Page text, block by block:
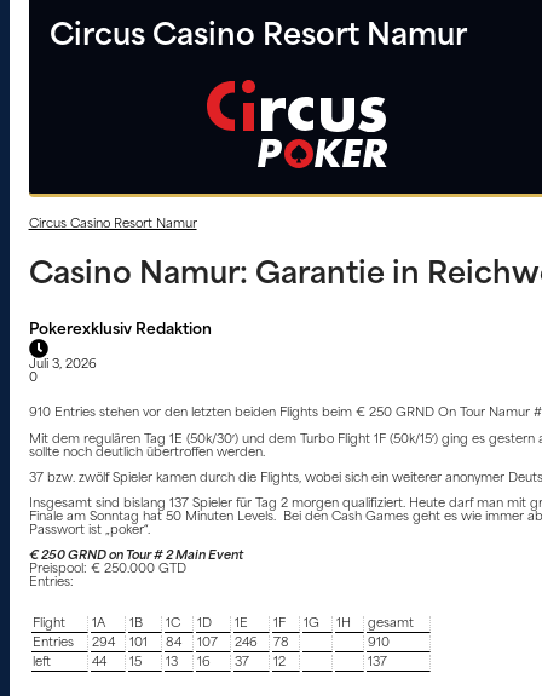
Circus Casino Resort Namur
Circus Casino Resort Namur
Casino Namur: Garantie in
Pokerexklusiv Redaktion
Juli 3, 2026
0
910 Entries stehen vor den letzten beiden Flights beim € 250 GRND On Tour Namur
Mit dem regulären Tag 1E (50k/30′) und dem Turbo Flight 1F (50k/15′) ging es
sollte noch deutlich übertroffen werden.
37 bzw. zwölf Spieler kamen durch die Flights, wobei sich ein weiterer anonymer
Insgesamt sind bislang 137 Spieler für Tag 2 morgen qualifiziert. Heute darf man
Finale am Sonntag hat 50 Minuten Levels. Bei den Cash Games geht es wie immer
Passwort ist „poker“.
€ 250 GRND on Tour # 2 Main Event
Preispool: € 250.000 GTD
Entries:
Flight 1A 1B 1C 1D 1E 1F 1G 1H
gesamt
Entries
294 101 84 107 246 78
910
left
44 15 13 16 37 12 137